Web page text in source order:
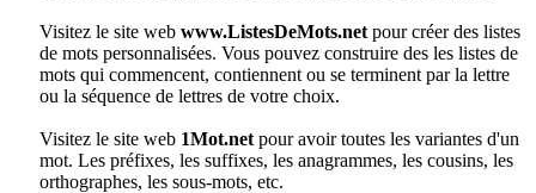
Visitez le site web www.ListesDeMots.net pour créer des listes
de mots personnalisées. Vous pouvez construire des les listes de
mots qui commencent, contiennent ou se terminent par la lettre
ou la séquence de lettres de votre choix.
Visitez le site web 1Mot.net pour avoir toutes les variantes d'un
mot. Les préfixes, les suffixes, les anagrammes, les cousins, les
orthographes, les sous-mots, etc.